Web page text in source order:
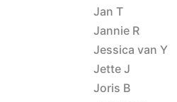
Jan T
Jannie R
Jessica van Y
Jette J
Joris B